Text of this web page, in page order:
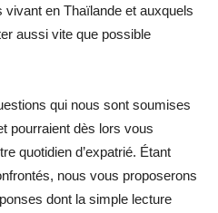
en Thaïlande et auxquels
aussi vite que possible
qui nous sont soumises
pourraient dès lors vous
quotidien d’expatrié. Étant
nous vous proposerons
dont la simple lecture